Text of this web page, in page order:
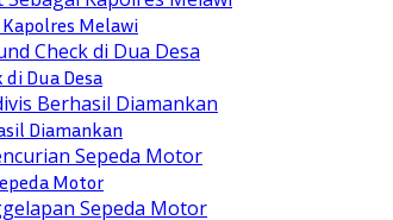
Melawi
Dua Desa
Diamankan
Motor